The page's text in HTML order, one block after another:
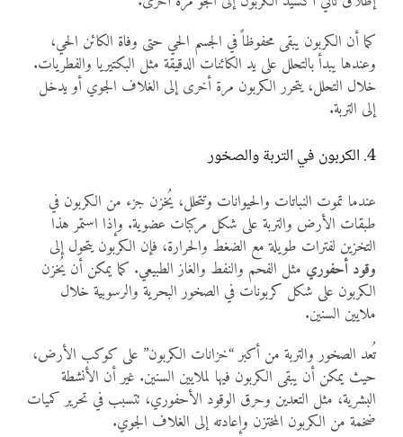
كما أن الكربون يبقى محفوظاً في الجسم الحي حتى وفاة الكائن الحي،
وعندها يبدأ بالتحلل على يد الكائنات الدقيقة مثل البكتيريا والفطريات.
خلال التحلل، يتحرر الكربون مرة أخرى إلى الغلاف الجوي أو يدخل
إلى التربة.
4. الكربون في التربة والصخور
عندما تموت النباتات والحيوانات وتتحلل، يُخزن جزء من الكربون في
طبقات الأرض والتربة على شكل مركبات عضوية. وإذا استمر هذا
التخزين لفترات طويلة مع الضغط والحرارة، فإن الكربون يتحول إلى
وقود أحفوري مثل الفحم والنفط والغاز الطبيعي. كما يمكن أن يُخزن
الكربون على شكل كربونات في الصخور البحرية والرسوبية خلال
ملايين السنين.
تُعد الصخور والتربة من أكبر “خزانات الكربون” على كوكب الأرض،
حيث يمكن أن يبقى الكربون فيها لملايين السنين. غير أن الأنشطة
البشرية، مثل التعدين وحرق الوقود الأحفوري، تتسبب في تحرير كميات
ضخمة من الكربون المختزن وإعادته إلى الغلاف الجوي.